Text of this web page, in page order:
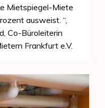
Mietspiegel-Miete
ausweist. “,
Co-Büroleiterin
Frankfurt e.V.